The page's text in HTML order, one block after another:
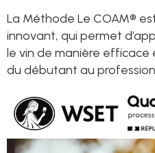
La Méthode Le COAM®
innovant, qui permet
le vin de manière
du débutant au